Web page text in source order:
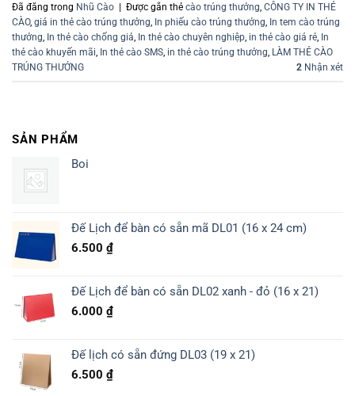
Đã đăng trong Nhũ Cào | Được gắn thẻ cào trúng thưởng CÔNG TY IN THẺ
CÀO, giá in thẻ cào trúng thưởng In phiếu cào trúng thưởng In tem cào trúng
thưởng In thẻ cào chống giả In thẻ cào chuyên nghiệp in thẻ cào giá rẻ In
thẻ cào khuyến mãi In thẻ cào SMS in thẻ cào trúng thưởng LÀM THẺ CÀO
TRÚNG THƯỞNG
2 Nhận xét
SẢN PHẨM
Boi
Đế Lịch để bàn có sẵn mã DL01 (16 x 24 cm)
6.500 ₫
Đế Lịch để bàn có sẵn DL02 xanh - đỏ (16 x 21)
6.000 ₫
Đế lịch có sẵn đứng DL03 (19 x 21)
6.500 ₫